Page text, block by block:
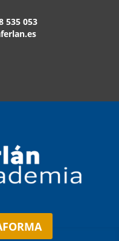
535 053